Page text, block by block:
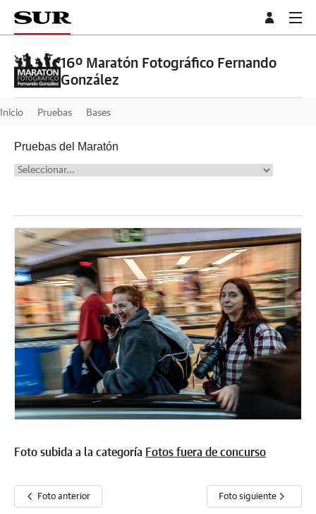
16º Maratón Fotográfico Fernando
González
Inicio Pruebas Bases
Pruebas del Maratón
Foto subida a la categoría Fotos fuera de concurso
Foto anterior Foto siguiente